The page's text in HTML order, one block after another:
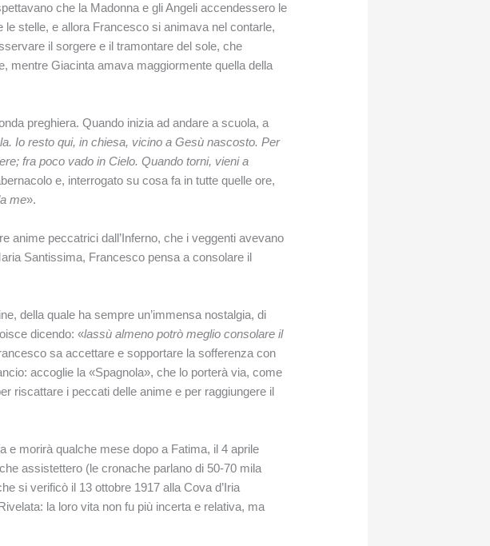
che la Madonna e gli Angeli accendessero le
stelle, e allora Francesco si animava nel contarle,
il sorgere e il tramontare del sole, che
mentre Giacinta amava maggiormente quella della
preghiera. Quando inizia ad andare a scuola, a
Io resto qui, in chiesa, vicino a Gesù nascosto. Per
fra poco vado in Cielo. Quando torni, vieni a
e, interrogato su cosa fa in tutte quelle ore,
me».
anime peccatrici dall’Inferno, che i veggenti avevano
Santissima, Francesco pensa a consolare il
della quale ha sempre un’immensa nostalgia, di
dicendo: «lassù almeno potrò meglio consolare il
sa accettare e sopportare la sofferenza con
accoglie la «Spagnola», che lo porterà via, come
riscattare i peccati delle anime e per raggiungere il
e morirà qualche mese dopo a Fatima, il 4 aprile
assistettero (le cronache parlano di 50-70 mila
si verificò il 13 ottobre 1917 alla Cova d’Iria
la loro vita non fu più incerta e relativa, ma